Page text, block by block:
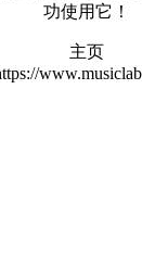
功使用它！
主页